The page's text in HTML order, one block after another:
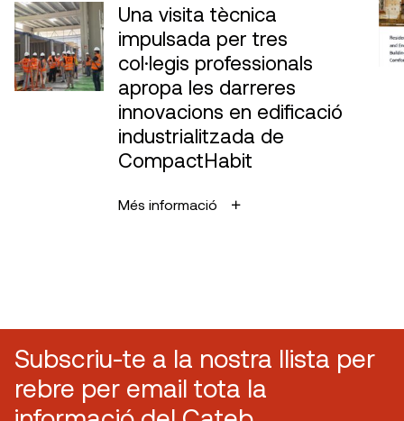
Una visita tècnica
impulsada per tres
col·legis professionals
apropa les darreres
innovacions en edificació
industrialitzada de
CompactHabit
Més informació
Subscriu-te a la nostra llista per
rebre per email tota la